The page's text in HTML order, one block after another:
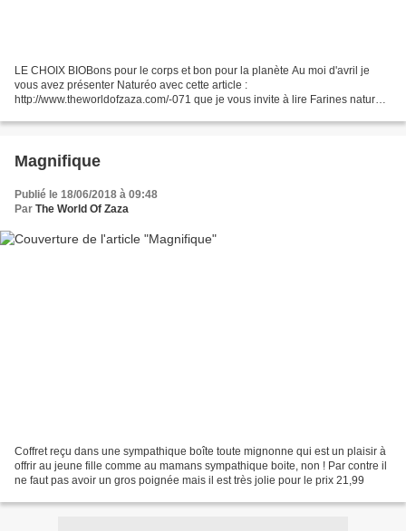
LE CHOIX BIOBons pour le corps et bon pour la planète Au moi d'avril je
vous avez présenter Naturéo avec cette article :
http://www.theworldofzaza.com/-071 que je vous invite à lire Farines naturéO
Magnifique
Publié le 18/06/2018 à 09:48
Par The World Of Zaza
Coffret reçu dans une sympathique boîte toute mignonne qui est un plaisir à
offrir au jeune fille comme au mamans sympathique boite, non ! Par contre il
ne faut pas avoir un gros poignée mais il est très jolie pour le prix 21,99